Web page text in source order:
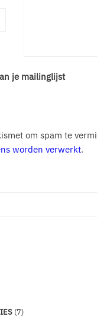
je mailinglijst
om spam te
worden verwerkt.
(7)